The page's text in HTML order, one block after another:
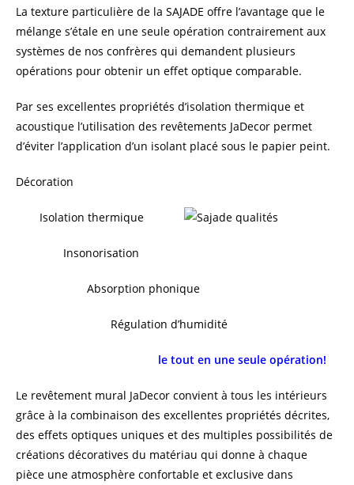
La texture particulière de la SAJADE offre l’avantage que le
mélange s’étale en une seule opération contrairement aux
systèmes de nos confrères qui demandent plusieurs
opérations pour obtenir un effet optique comparable.
Par ses excellentes propriétés d’isolation thermique et
acoustique l’utilisation des revêtements JaDecor permet
d’éviter l’application d’un isolant placé sous le papier peint.
Décoration
Isolation thermique
Insonorisation
Absorption phonique
Régulation d’humidité
le tout en une seule opération!
Le revêtement mural JaDecor convient à tous les intérieurs
grâce à la combinaison des excellentes propriétés décrites,
des effets optiques uniques et des multiples possibilités de
créations décoratives du matériau qui donne à chaque
pièce une atmosphère confortable et exclusive dans